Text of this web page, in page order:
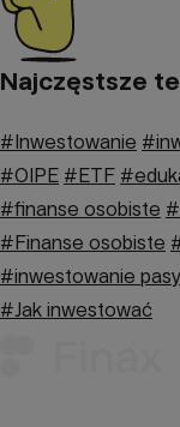
Najczęstsze
#Inwestowanie
#OIPE #ETF
#finanse osobiste
#Finanse osobiste
#inwestowanie
#Jak inwestować